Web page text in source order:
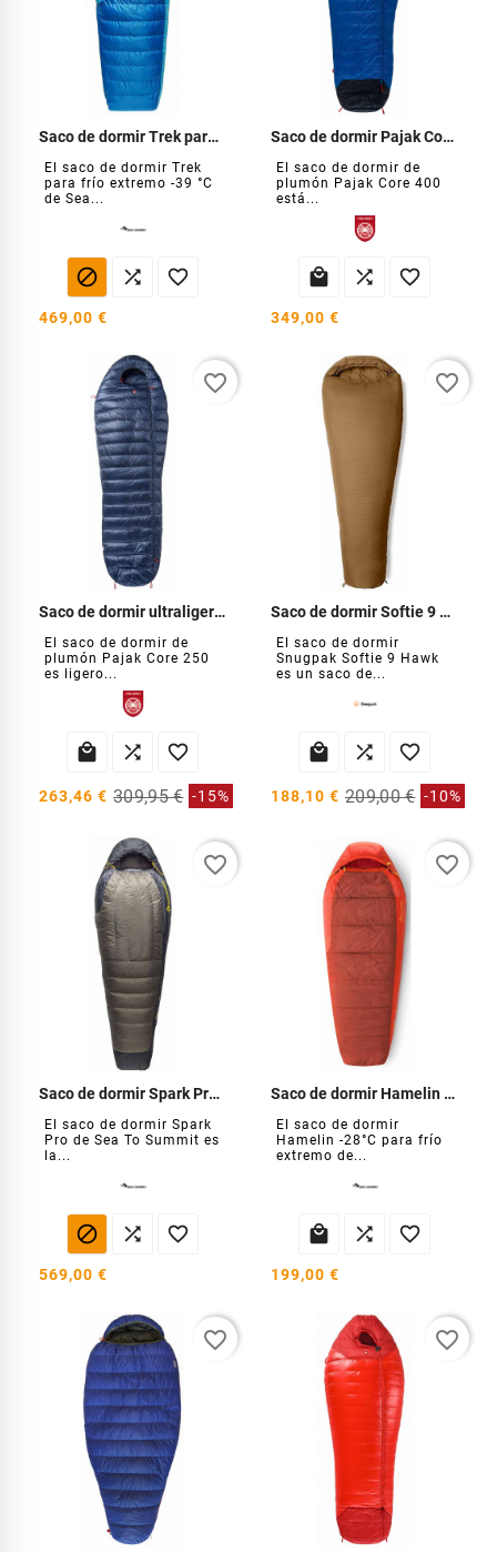
Saco de dormir Trek para frío extremo -39 °C
El saco de dormir Trek
para frío extremo -39 °C
de Sea...
  
469,00 €
Saco de dormir Pajak Core 400
El saco de dormir de
plumón Pajak Core 400
está...
  
349,00 €
Saco de dormir ultraligero de plumón Pajak Core 250
El saco de dormir de
plumón Pajak Core 250
es ligero...
  
263,46 € 309,95 € -15%
favorite_border
Saco de dormir Softie 9 Hawk
El saco de dormir
Snugpak Softie 9 Hawk
es un saco de...
  
188,10 € 209,00 € -10%
favorite_border
Saco de dormir Spark Pro -18 °C
El saco de dormir Spark
Pro de Sea To Summit es
la...
  
569,00 €
favorite_border
Saco de dormir Hamelin -9C
El saco de dormir
Hamelin -28°C para frío
extremo de...
  
199,00 €
favorite_border
favorite_border favorite_border